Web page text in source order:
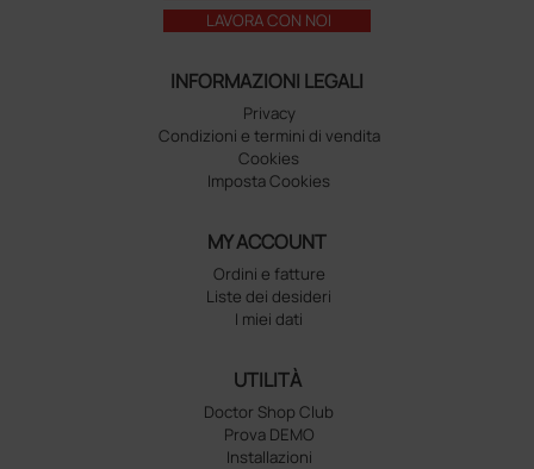
LAVORA CON NOI
INFORMAZIONI LEGALI
Privacy
Condizioni e termini di vendita
Cookies
Imposta Cookies
MY ACCOUNT
Ordini e fatture
Liste dei desideri
I miei dati
UTILITÀ
Doctor Shop Club
Prova DEMO
Installazioni